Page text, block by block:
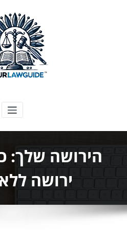
המדריך
הירושה שלך:
ירושה